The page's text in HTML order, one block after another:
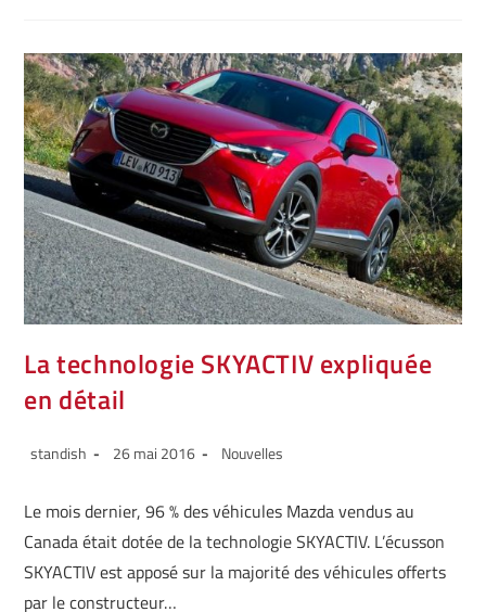
La technologie SKYACTIV expliquée
en détail
standish 26 mai 2016 Nouvelles
Le mois dernier, 96 % des véhicules Mazda vendus au
Canada était dotée de la technologie SKYACTIV. L’écusson
SKYACTIV est apposé sur la majorité des véhicules offerts
par le constructeur…